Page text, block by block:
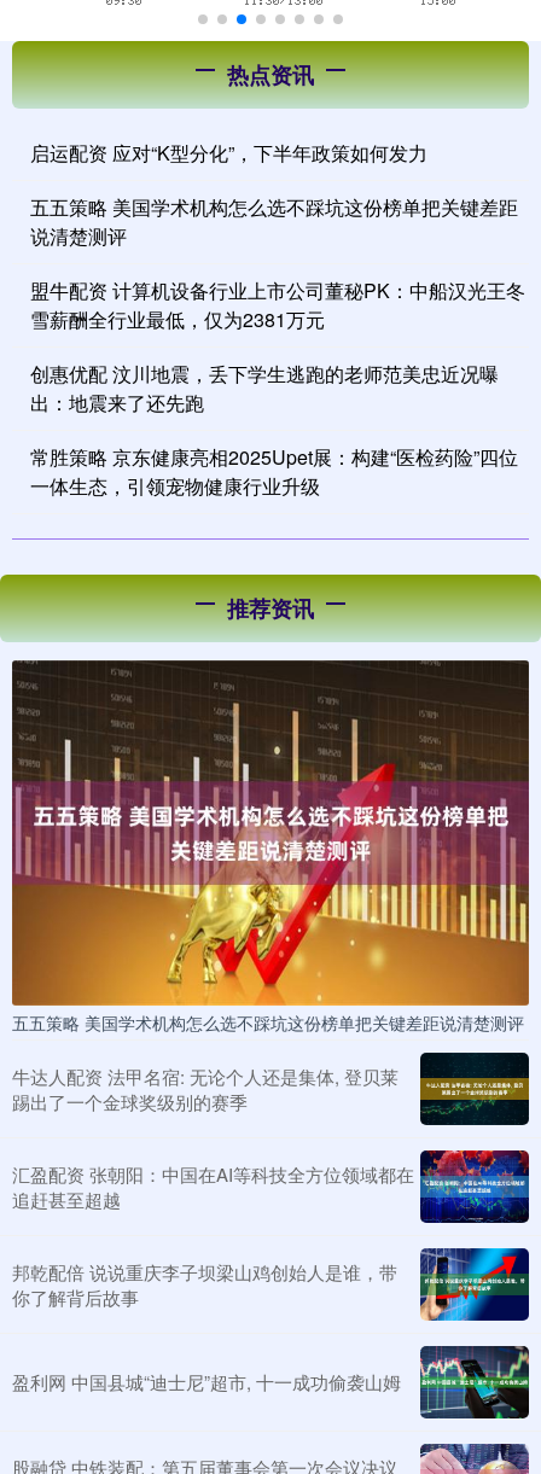
热点资讯
启运配资 应对“K型分化”，下半年政策如何发力
五五策略 美国学术机构怎么选不踩坑这份榜单把关键差距
说清楚测评
盟牛配资 计算机设备行业上市公司董秘PK：中船汉光王冬
雪薪酬全行业最低，仅为2381万元
创惠优配 汶川地震，丢下学生逃跑的老师范美忠近况曝
出：地震来了还先跑
常胜策略 京东健康亮相2025Upet展：构建“医检药险”四位
一体生态，引领宠物健康行业升级
推荐资讯
五五策略 美国学术机构怎么选不踩坑这份榜单把关键差距说清楚测评
牛达人配资 法甲名宿: 无论个人还是集体, 登贝莱
踢出了一个金球奖级别的赛季
汇盈配资 张朝阳：中国在AI等科技全方位领域都在
追赶甚至超越
邦乾配倍 说说重庆李子坝梁山鸡创始人是谁，带
你了解背后故事
盈利网 中国县城“迪士尼”超市, 十一成功偷袭山姆
股融贷 中铁装配：第五届董事会第一次会议决议